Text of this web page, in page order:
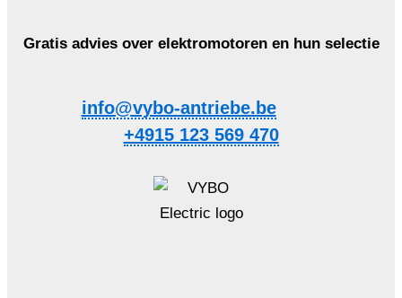
Gratis advies over elektromotoren en hun selectie
info@vybo-antriebe.be
+4915 123 569 470